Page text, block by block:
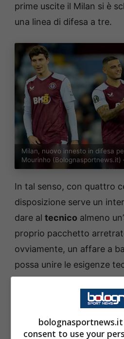
prime uscite il Milan si è
una linea di difesa a tre.
Milan, nuovo innesto in difesa
Mourinho (Bolognasportnews.it)
In tal senso, con quattro
disposizione serve un
dare al tecnico almeno
proprio pacchetto
ovviamente, un affare a
possa unire le esigenze
economiche. Una
può arrivare
dal momento che c’è una
che può concretizzarsi
consent to use your